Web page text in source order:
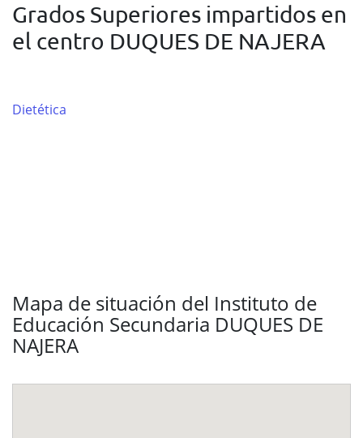
Grados Superiores impartidos en
el centro DUQUES DE NAJERA
Dietética
Mapa de situación del Instituto de
Educación Secundaria DUQUES DE
NAJERA